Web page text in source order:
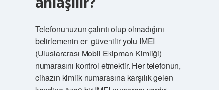
Telefonunuzun çalıntı olup olmadığını
belirlemenin en güvenilir yolu IMEI
(Uluslararası Mobil Ekipman Kimliği)
numarasını kontrol etmektir. Her telefonun,
cihazın kimlik numarasına karşılık gelen